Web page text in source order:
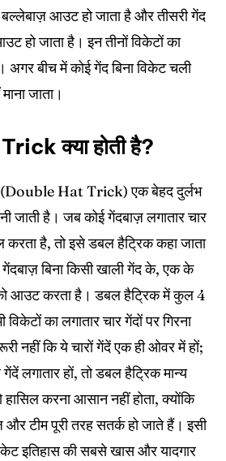
आउट हो जाता है और तीसरी गेंद
हो जाता है। इन तीनों विकेटों का
अगर बीच में कोई गेंद बिना विकेट चली
जाता।
क्या होती है?
Hat Trick) एक बेहद दुर्लभ
जाती है। जब कोई गेंदबाज़ लगातार चार
करता है, तो इसे डबल हैट्रिक कहा जाता
बिना किसी खाली गेंद के, एक के
आउट करता है। डबल हैट्रिक में कुल 4
का लगातार चार गेंदों पर गिरना
नहीं कि ये चारों गेंदें एक ही ओवर में हों;
लगातार हों, तो डबल हैट्रिक मान्य
करना आसान नहीं होता, क्योंकि
टीम पूरी तरह सतर्क हो जाते हैं। इसी
इतिहास की सबसे खास और यादगार